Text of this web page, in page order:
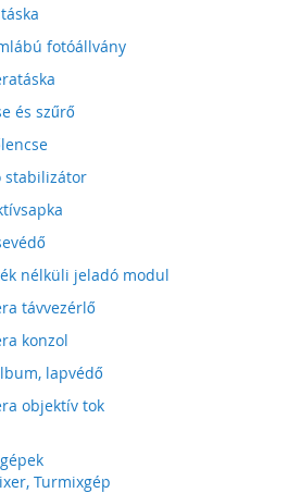
fotóállvány
és szűrő
stabilizátor
nélküli jeladó modul
távvezérlő
konzol
lapvédő
objektív tok
Turmixgép